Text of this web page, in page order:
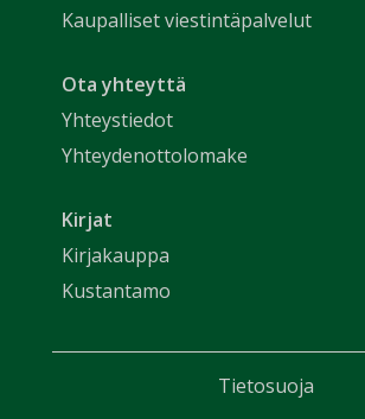
Kaupalliset viestintäpalvelut
Ota yhteyttä
Yhteystiedot
Yhteydenottolomake
Kirjat
Kirjakauppa
Kustantamo
Tietosuoja